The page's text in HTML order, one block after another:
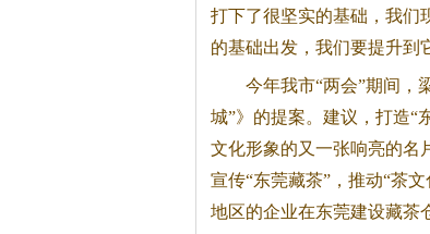
打下了很坚实的基础，我们
的基础出发，我们要提升到
今年我市“两会”期间，
城”》的提案。建议，打造“
文化形象的又一张响亮的名
宣传“东莞藏茶”，推动“茶
地区的企业在东莞建设藏茶